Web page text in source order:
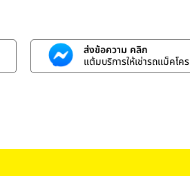
ส่งข้อความ คลิก
แต้มบริการให้เช่ารถแม็คโคร